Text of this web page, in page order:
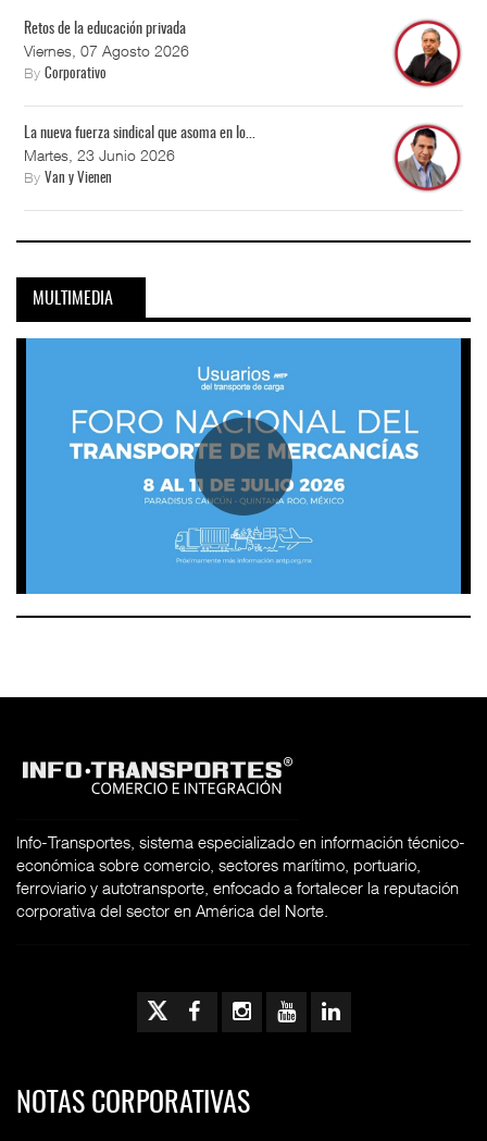
Retos de la educación privada
Viernes, 07 Agosto 2026
By Corporativo
La nueva fuerza sindical que asoma en lo...
Martes, 23 Junio 2026
By Van y Vienen
MULTIMEDIA
Info-Transportes, sistema especializado en información técnico-
económica sobre comercio, sectores marítimo, portuario,
ferroviario y autotransporte, enfocado a fortalecer la reputación
corporativa del sector en América del Norte.
NOTAS CORPORATIVAS